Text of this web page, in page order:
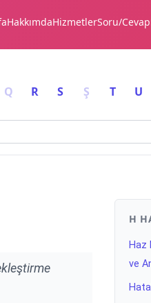
HakkımdaHizmetlerSoru/Cevap
Q R S Ş T U
H
Haz
ve